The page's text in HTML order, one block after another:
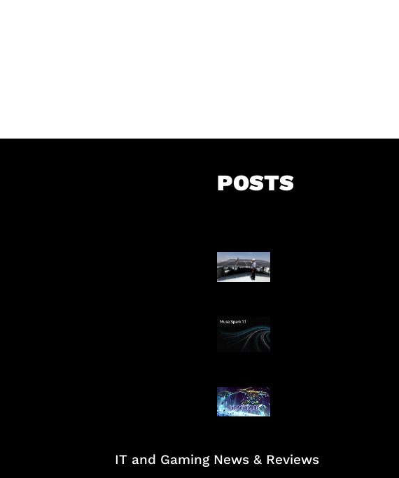
POSTS
Insentif Baru Panel
Surya
AI Meta Ikut Disorot
Patch Baru Ubah
Botlane
IT and Gaming News & Reviews